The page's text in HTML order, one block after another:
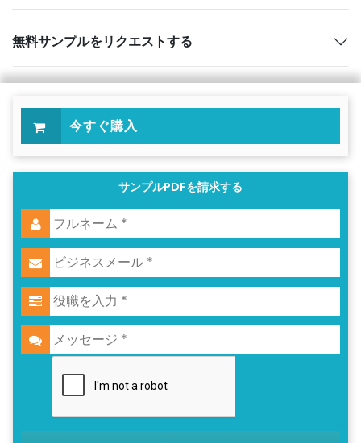
無料サンプルをリクエストする
今すぐ購入
サンプルPDFを請求する